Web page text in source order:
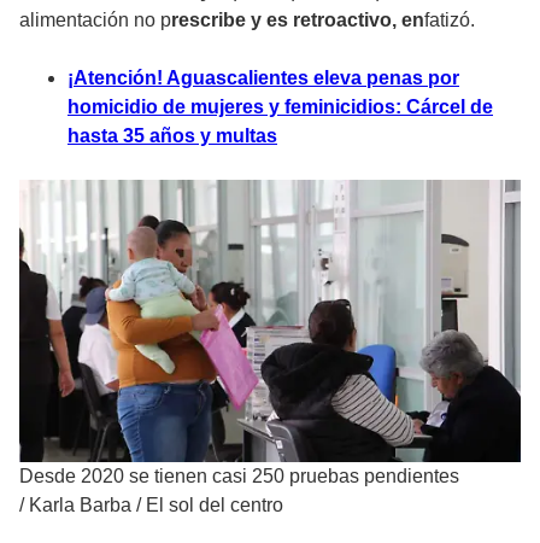
alimentación no prescribe y es retroactivo, enfatizó.
¡Atención! Aguascalientes eleva penas por
homicidio de mujeres y feminicidios: Cárcel de
hasta 35 años y multas
Desde 2020 se tienen casi 250 pruebas pendientes
/ Karla Barba / El sol del centro